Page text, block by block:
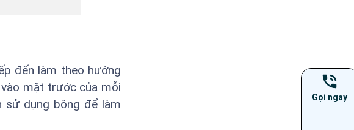
đến làm theo hướng
mặt trước của mỗi
sử dụng bông để làm
Gọi ngay